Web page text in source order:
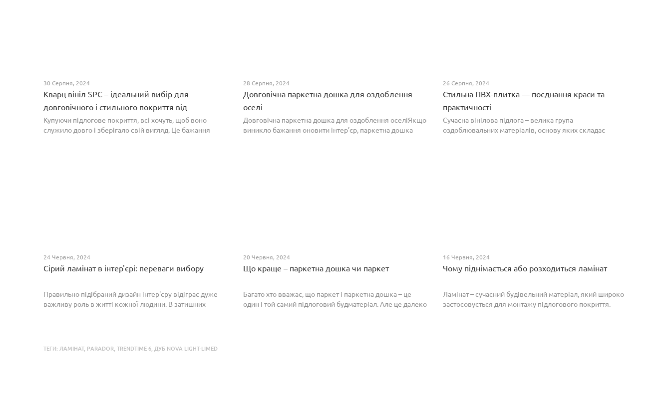
30 Серпня, 2024
Кварц вініл SPC – ідеальний вибір для
довговічного і стильного покриття від
PROFLOOR
Купуючи підлогове покриття, всі хочуть, щоб воно
служило довго і зберігало свій вигляд. Це бажання
28 Серпня, 2024
Довговічна паркетна дошка для оздоблення
оселі
Довговічна паркетна дошка для оздоблення оселіЯкщо
виникло бажання оновити інтер’єр, паркетна дошка
26 Серпня, 2024
Стильна ПВХ-плитка — поєднання краси та
практичності
Сучасна вінілова підлога – велика група
оздоблювальних матеріалів, основу яких складає
24 Червня, 2024
Сірий ламінат в інтер'єрі: переваги вибору
Правильно підібраний дизайн інтер'єру відіграє дуже
важливу роль в житті кожної людини. В затишних
20 Червня, 2024
Що краще – паркетна дошка чи паркет
Багато хто вважає, що паркет і паркетна дошка – це
один і той самий підлоговий будматеріал. Але це далеко
16 Червня, 2024
Чому піднімається або розходиться ламінат
Ламінат – сучасний будівельний матеріал, який широко
застосовується для монтажу підлогового покриття.
ТЕГИ: ЛАМІНАТ, PARADOR TRENDTIME 6 ДУБ NOVA LIGHT-LIMED